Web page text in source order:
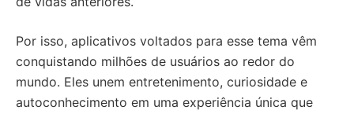
Por isso, aplicativos voltados para esse tema vêm
conquistando milhões de usuários ao redor do
mundo. Eles unem entretenimento, curiosidade e
autoconhecimento em uma experiência única que